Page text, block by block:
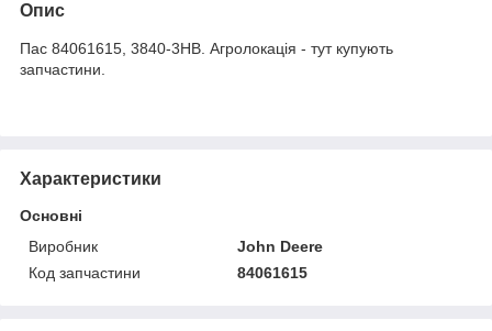
Опис
Пас 84061615, 3840-3HB. Агролокація - тут купують
запчастини.
Характеристики
Основні
Виробник
John Deere
Код запчастини
84061615